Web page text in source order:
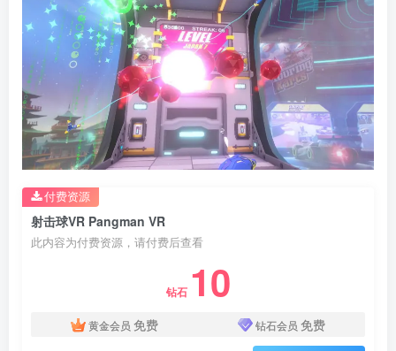
射击球VR Pangman VR
此内容为付费资源，请付费后查看
钻石 10
黄金会员 免费 钻石会员 免费
付费资源